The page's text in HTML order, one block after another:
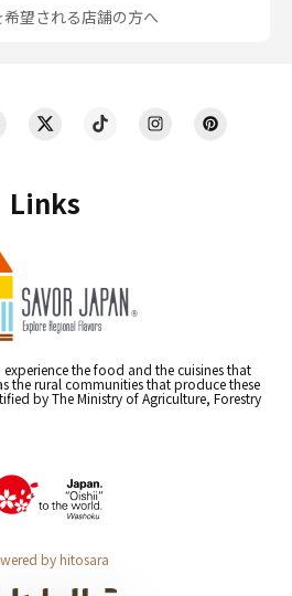
Links
experience the food and the cuisines that
the rural communities that produce these
by The Ministry of Agriculture, Forestry
by hitosara
希望される店舗の方へ